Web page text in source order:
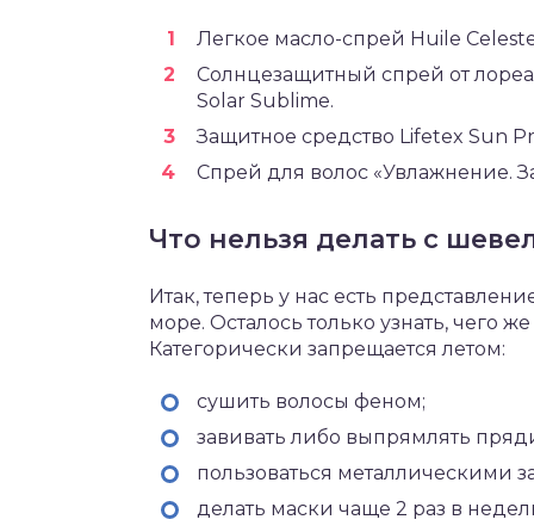
Легкое масло-спрей Huile Celeste
Солнцезащитный спрей от
Solar Sublime.
Защитное средство Lifetex Sun
Спрей для волос «Увлажнение.
Что нельзя делать с
Итак, теперь у нас есть
море. Осталось только узнать, чего
Категорически запрещается летом:
сушить волосы феном;
завивать либо выпрямлять
пользоваться металлическими
делать маски чаще 2 раз в